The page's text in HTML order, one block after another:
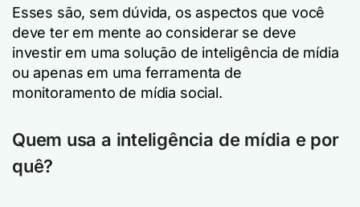
Esses são, sem dúvida, os aspectos que você
deve ter em mente ao considerar se deve
investir em uma solução de inteligência de mídia
ou apenas em uma ferramenta de
monitoramento de mídia social.
Quem usa a inteligência de mídia e por
quê?